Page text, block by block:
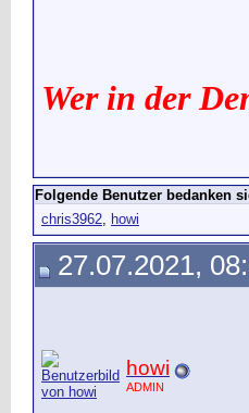
Wer in der
Folgende Benutzer bedanken
chris3962, howi
27.07.2021,
howi
ADMIN